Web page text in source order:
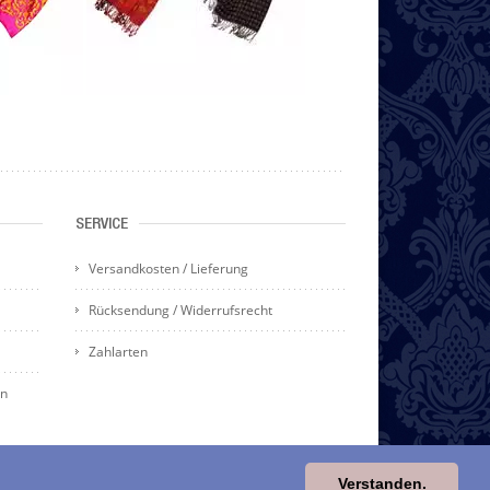
Verstanden.
SERVICE
Versandkosten / Lieferung
Rücksendung / Widerrufsrecht
Zahlarten